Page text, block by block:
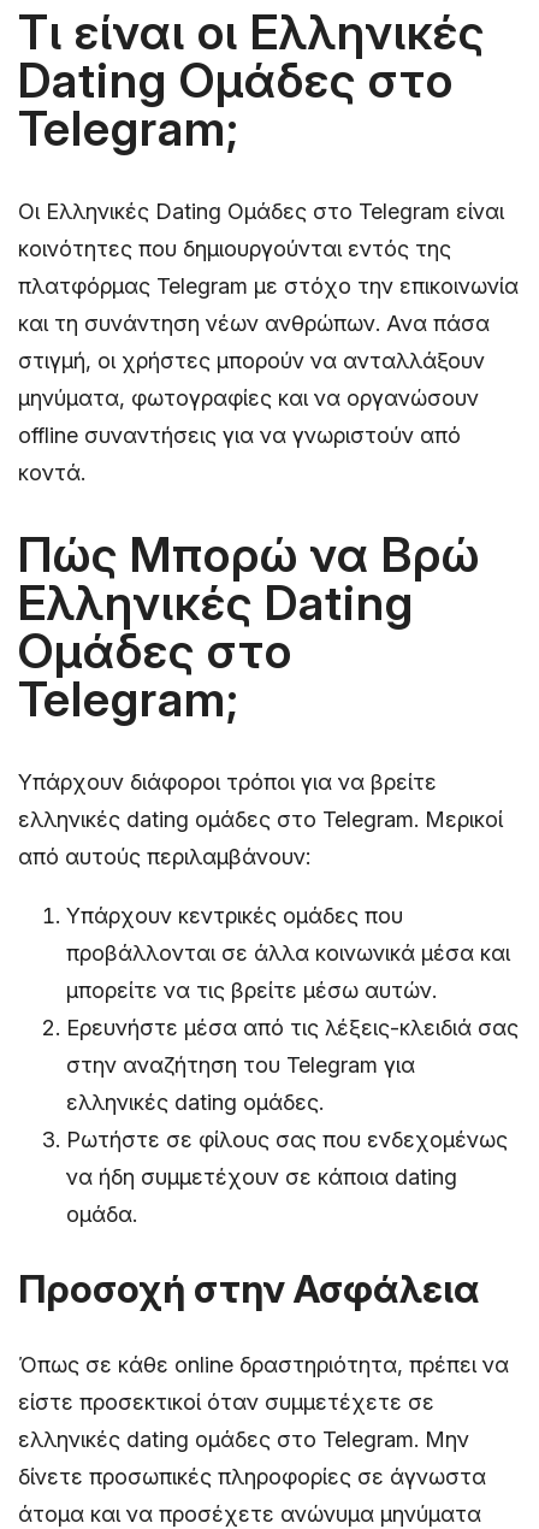
Τι είναι οι Ελληνικές
Dating Ομάδες στο
Telegram;
Οι Ελληνικές Dating Ομάδες στο Telegram είναι
κοινότητες που δημιουργούνται εντός της
πλατφόρμας Telegram με στόχο την επικοινωνία
και τη συνάντηση νέων ανθρώπων. Ανα πάσα
στιγμή, οι χρήστες μπορούν να ανταλλάξουν
μηνύματα, φωτογραφίες και να οργανώσουν
offline συναντήσεις για να γνωριστούν από
κοντά.
Πώς Μπορώ να Βρώ
Ελληνικές Dating
Ομάδες στο
Telegram;
Υπάρχουν διάφοροι τρόποι για να βρείτε
ελληνικές dating ομάδες στο Telegram. Μερικοί
από αυτούς περιλαμβάνουν:
Υπάρχουν κεντρικές ομάδες που
προβάλλονται σε άλλα κοινωνικά μέσα και
μπορείτε να τις βρείτε μέσω αυτών.
Ερευνήστε μέσα από τις λέξεις-κλειδιά σας
στην αναζήτηση του Telegram για
ελληνικές dating ομάδες.
Ρωτήστε σε φίλους σας που ενδεχομένως
να ήδη συμμετέχουν σε κάποια dating
ομάδα.
Προσοχή στην Ασφάλεια
Όπως σε κάθε online δραστηριότητα, πρέπει να
είστε προσεκτικοί όταν συμμετέχετε σε
ελληνικές dating ομάδες στο Telegram. Μην
δίνετε προσωπικές πληροφορίες σε άγνωστα
άτομα και να προσέχετε ανώνυμα μηνύματα